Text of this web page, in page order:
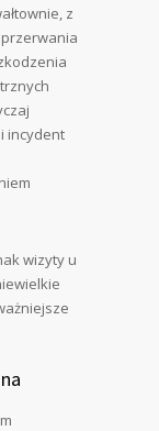
z
przerwania
incydent
wizyty u